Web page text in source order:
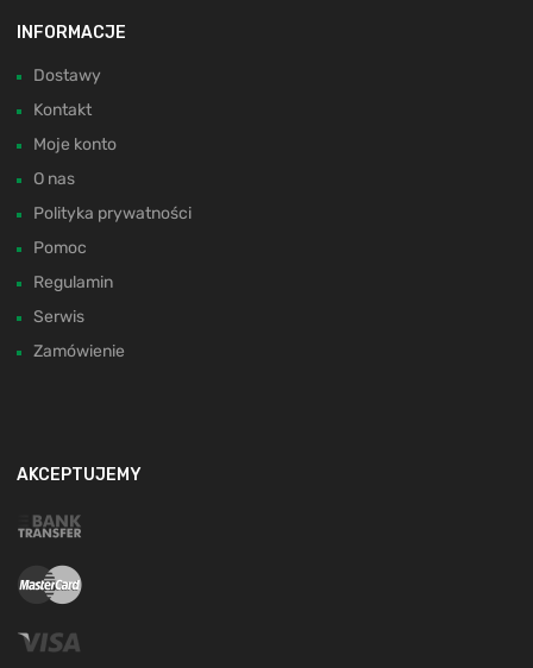
INFORMACJE
Dostawy
Kontakt
Moje konto
O nas
Polityka prywatności
Pomoc
Regulamin
Serwis
Zamówienie
AKCEPTUJEMY